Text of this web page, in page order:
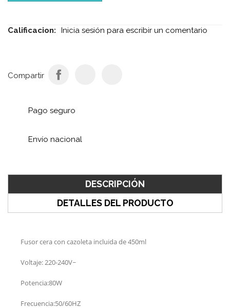
Calificacion: Inicia sesión para escribir un comentario
Compartir
Pago seguro
Envío nacional
DESCRIPCIÓN
DETALLES DEL PRODUCTO
Fusor cera con cazoleta incluida de 450ml
Voltaje: 220-240V~
Potencia:80W
Frecuencia:50/60HZ